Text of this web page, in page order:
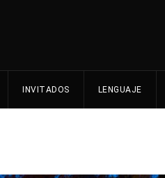
INVITADOS LENGUAJE